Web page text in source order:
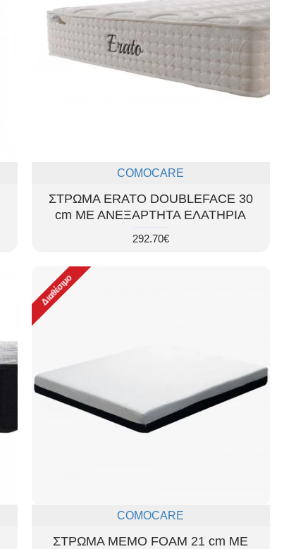
COMOCARE
ΣΤΡΩΜΑ ERATO DOUBLEFACE 30
cm ΜΕ ΑΝΕΞΑΡΤΗΤΑ ΕΛΑΤΗΡΙΑ
292.70€
Διαθέσιμο
COMOCARE
ΣΤΡΩΜΑ MEMO FOAM 21 cm ΜΕ